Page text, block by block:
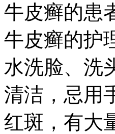
牛皮癣的患
牛皮癣的护
水洗脸、洗
清洁，忌用
红斑，有大